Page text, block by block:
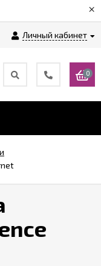
×
Личный кабинет
0